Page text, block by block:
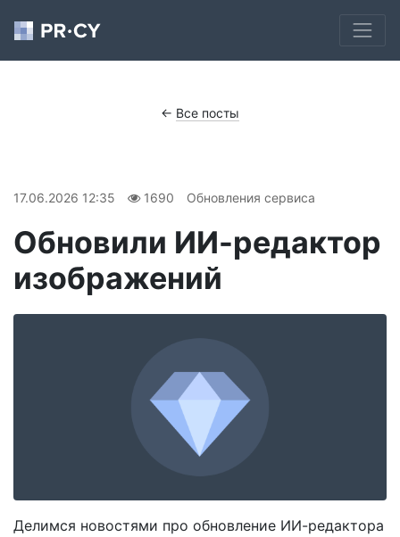
← Все посты
17.06.2026 12:35 1690 Обновления сервиса
Обновили ИИ-редактор
изображений
Делимся новостями про обновление ИИ-редактора